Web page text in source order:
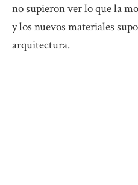
no supieron ver lo que la
y los nuevos materiales
arquitectura.